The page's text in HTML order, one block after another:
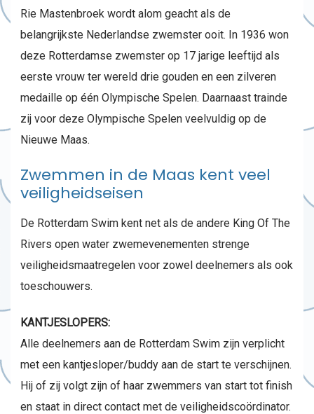
Rie Mastenbroek wordt alom geacht als de
belangrijkste Nederlandse zwemster ooit. In 1936 won
deze Rotterdamse zwemster op 17 jarige leeftijd als
eerste vrouw ter wereld drie gouden en een zilveren
medaille op één Olympische Spelen. Daarnaast trainde
zij voor deze Olympische Spelen veelvuldig op de
Nieuwe Maas.
Zwemmen in de Maas kent veel
veiligheidseisen
De Rotterdam Swim kent net als de andere King Of The
Rivers open water zwemevenementen strenge
veiligheidsmaatregelen voor zowel deelnemers als ook
toeschouwers.
KANTJESLOPERS:
Alle deelnemers aan de Rotterdam Swim zijn verplicht
met een kantjesloper/buddy aan de start te verschijnen.
Hij of zij volgt zijn of haar zwemmers van start tot finish
en staat in direct contact met de veiligheidscoördinator.